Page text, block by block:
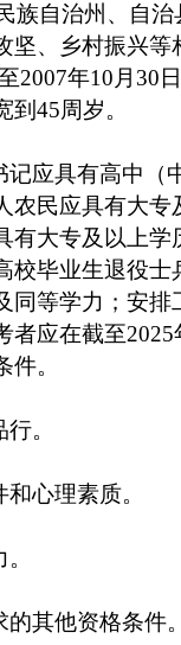
族自治州、自
坚、乡村振兴等
2007年10月30
45周岁。
应具有高中（
农民应具有大专
有大专及以上
校毕业生退役士
同等学力；安排
者应在截至
。
。
心理素质。
的其他资格条件